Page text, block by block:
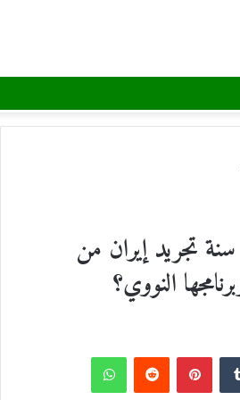
هل تكون 2025 سنة تجريد إيران من
النووي؟